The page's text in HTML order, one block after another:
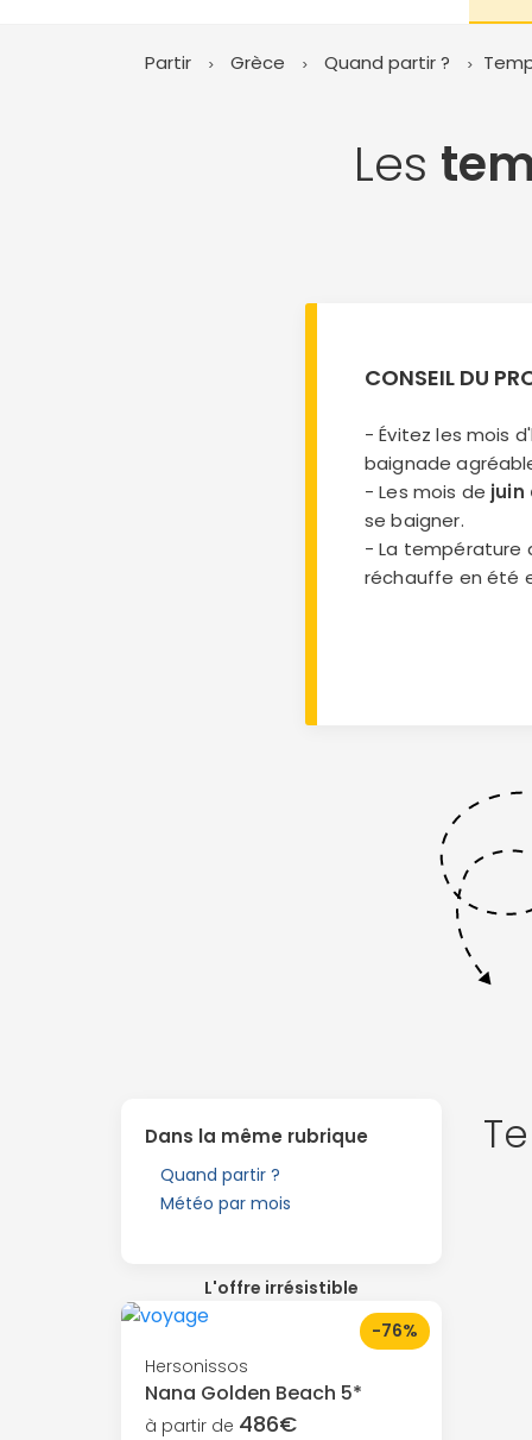
Partir Grèce Quand partir ?
Les
CONSEIL DU
- Évitez les mois
baignade
- Les mois de juin
se baigner.
- La température
réchauffe en été
Dans la même rubrique
Quand partir ?
Météo par mois
L'offre irrésistible
Hersonissos
Nana Golden Beach 5*
à partir de 486€
-76%